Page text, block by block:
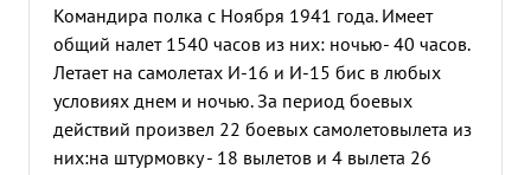
Командира полка с Ноября 1941 года. Имеет
общий налет 1540 часов из них: ночью- 40 часов.
Летает на самолетах И-16 и И-15 бис в любых
условиях днем и ночью. За период боевых
действий произвел 22 боевых самолетовылета из
них:на штурмовку - 18 вылетов и 4 вылета 26